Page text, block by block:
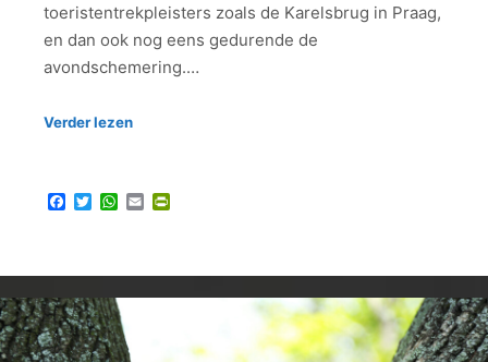
toeristentrekpleisters zoals de Karelsbrug in Praag,
en dan ook nog eens gedurende de
avondschemering.…
Verder lezen
Facebook
TwitterWhatsApp
Email